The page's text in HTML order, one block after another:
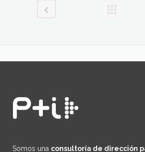
Somos una consultoría de dirección